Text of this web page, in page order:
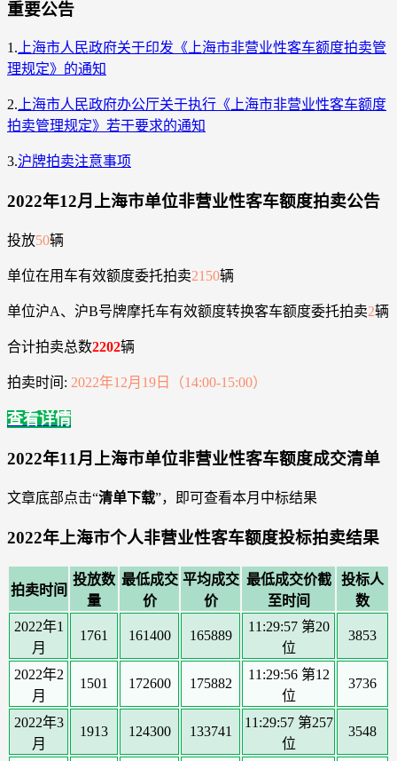
重要公告
1. 上海市人民政府关于印发《上海市非营业性客车额度拍卖管
理规定》的通知
2. 上海市人民政府办公厅关于执行《上海市非营业性客车额度
拍卖管理规定》若干要求的通知
3.沪牌拍卖注意事项
2022年12月上海市单位非营业性客车额度拍卖公告
投放50辆
单位在用车有效额度委托拍卖2150辆
单位沪A、沪B号牌摩托车有效额度转换客车额度委托拍卖2辆
合计拍卖总数2202辆
拍卖时间: 2022年12月19日（14:00-15:00）
查看详情
2022年11月上海市单位非营业性客车额度成交清单
文章底部点击“清单下载”，即可查看本月中标结果
2022年上海市个人非营业性客车额度投标拍卖结果
拍卖时间
投放数
量
最低成交
价
平均成交
价
最低成交价截
至时间
投标人
数
2022年1
月
1761 161400 165889
11:29:57 第20
位
3853
2022年2
月
1501 172600 175882
11:29:56 第12
位
3736
2022年3
月
1913 124300 133741
11:29:57 第257
位
3548